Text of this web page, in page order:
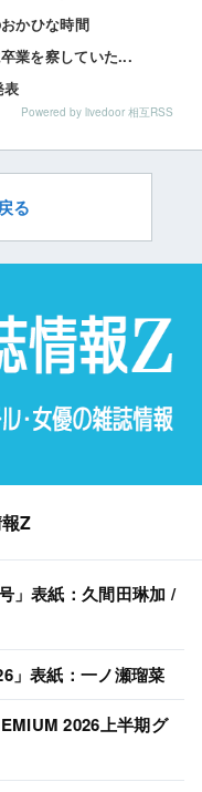
かひな時間
業を察していた...
表
Powered by livedoor 相互RSS
る
Z
」表紙：久間田琳加 /
」表紙：一ノ瀬瑠菜
2026上半期グ